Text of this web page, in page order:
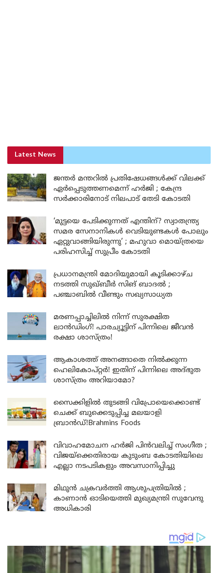
Latest News
ജന്തർ മന്തറിൽ പ്രതിഷേധങ്ങൾക്ക് വിലക്ക്
ഏർപ്പെടുത്തണമെന്ന് ഹർജി ; കേന്ദ്ര
സർക്കാരിനോട് നിലപാട് തേടി കോടതി
‘മുട്ടയെ പേടിക്കുന്നത് എന്തിന്? സ്വാതന്ത്ര്യ
സമര സേനാനികൾ വെടിയുണ്ടകൾ പോലും
ഏറ്റുവാങ്ങിയിരുന്നു’ ; മഹുവാ മൊയ്ത്രയെ
പരിഹസിച്ച് സുപ്രീം കോടതി
പ്രധാനമന്ത്രി മോദിയുമായി കൂടിക്കാഴ്ച
നടത്തി സുഖ്ബീർ സിങ് ബാദൽ ;
പഞ്ചാബിൽ വീണ്ടും സഖ്യസാധ്യത
മരണപ്പാച്ചിലിൽ നിന്ന് സുരക്ഷിത
ലാൻഡിംഗ്! പാരച്യൂട്ടിന് പിന്നിലെ ജീവൻ
രക്ഷാ ശാസ്ത്രം!
ആകാശത്ത് അനങ്ങാതെ നില്‍ക്കുന്ന
ഹെലികോപ്റ്റര്‍! ഇതിന് പിന്നിലെ അദ്ഭുത
ശാസ്ത്രം അറിയാമോ?
സൈക്കിളിൽ തുടങ്ങി വിപ്രോയെക്കൊണ്ട്
ചെക്ക് ബുക്കെടുപ്പിച്ച മലയാളി
ബ്രാൻഡ്!Brahmins Foods
വിവാഹമോചന ഹർജി പിൻവലിച്ച് സംഗീത ;
വിജയ്ക്കെതിരായ കുടുംബ കോടതിയിലെ
എല്ലാ നടപടികളും അവസാനിപ്പിച്ചു
മിഥുൻ ചക്രവർത്തി ആശുപത്രിയിൽ ;
കാണാൻ ഓടിയെത്തി മുഖ്യമന്ത്രി സുവേന്ദു
അധികാരി